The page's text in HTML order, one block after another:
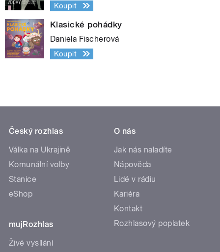
Koupit
Klasické pohádky
Daniela Fischerová
Koupit
Český rozhlas
Válka na Ukrajině
Komunální volby
Stanice
eShop
mujRozhlas
Živé vysílání
O nás
Jak nás naladíte
Nápověda
Lidé v rádiu
Kariéra
Kontakt
Rozhlasový poplatek